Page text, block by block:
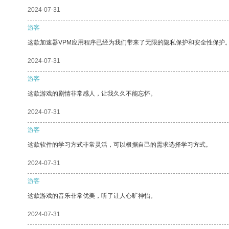
2024-07-31
游客
这款加速器VPM应用程序已经为我们带来了无限的隐私保护和安全性保护
2024-07-31
游客
这款游戏的剧情非常感人，让我久久不能忘怀。
2024-07-31
游客
这款软件的学习方式非常灵活，可以根据自己的需求选择学习方式。
2024-07-31
游客
这款游戏的音乐非常优美，听了让人心旷神怡。
2024-07-31